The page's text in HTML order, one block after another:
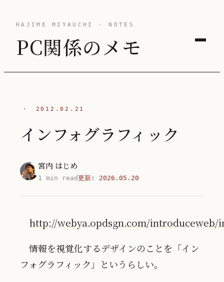
HAJIME MIYAUCHI · NOTES
PC関係のメモ
· 2012.02.21
インフォグラフィック
宮内 はじめ
1 min read更新: 2026.05.20
http://webya.opdsgn.com/
情報を視覚化するデザインのことを「イン
フォグラフィック」というらしい。